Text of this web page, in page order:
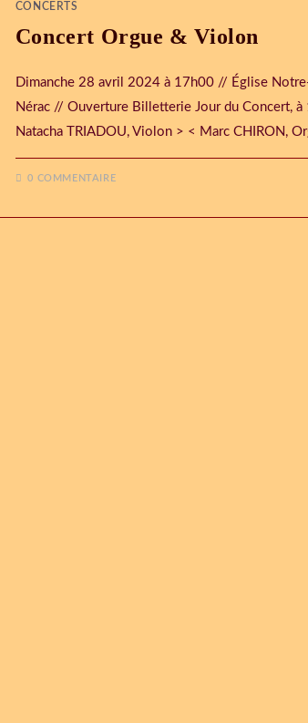
CONCERTS
Concert Orgue & Violon
Dimanche 28 avril 2024 à 17h00 // Église
Nérac // Ouverture Billetterie Jour du Concert,
Natacha TRIADOU, Violon > < Marc CHIRON,
0 COMMENTAIRE